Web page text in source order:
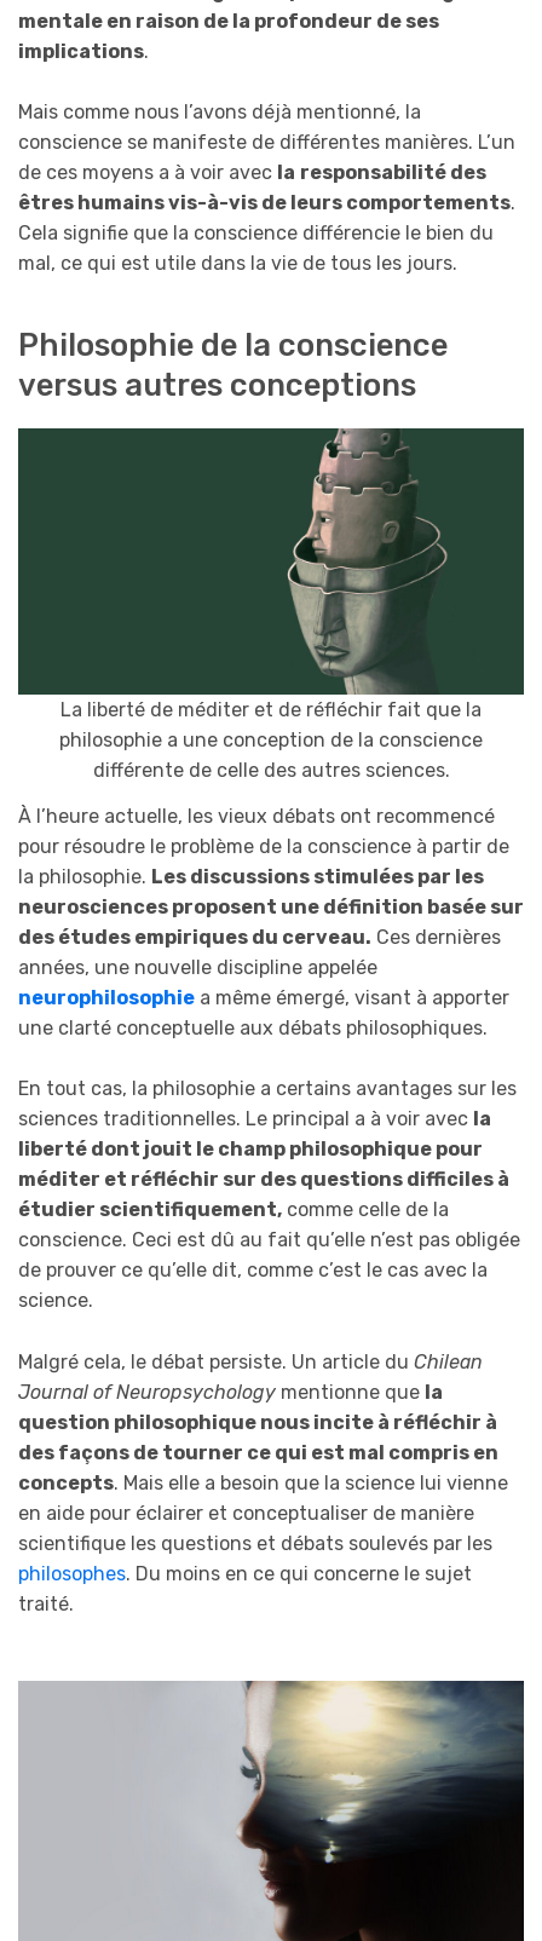
mentale en raison de la profondeur de ses
implications.
Mais comme nous l’avons déjà mentionné, la
conscience se manifeste de différentes manières. L’un
de ces moyens a à voir avec la responsabilité des
êtres humains vis-à-vis de leurs comportements.
Cela signifie que la conscience différencie le bien du
mal, ce qui est utile dans la vie de tous les jours.
Philosophie de la conscience
versus autres conceptions
La liberté de méditer et de réfléchir fait que la
philosophie a une conception de la conscience
différente de celle des autres sciences.
À l’heure actuelle, les vieux débats ont recommencé
pour résoudre le problème de la conscience à partir de
la philosophie. Les discussions stimulées par les
neurosciences proposent une définition basée sur
des études empiriques du cerveau. Ces dernières
années, une nouvelle discipline appelée
neurophilosophie a même émergé, visant à apporter
une clarté conceptuelle aux débats philosophiques.
En tout cas, la philosophie a certains avantages sur les
sciences traditionnelles. Le principal a à voir avec la
liberté dont jouit le champ philosophique pour
méditer et réfléchir sur des questions difficiles à
étudier scientifiquement, comme celle de la
conscience. Ceci est dû au fait qu’elle n’est pas obligée
de prouver ce qu’elle dit, comme c’est le cas avec la
science.
Malgré cela, le débat persiste. Un article du Chilean
Journal of Neuropsychology mentionne que la
question philosophique nous incite à réfléchir à
des façons de tourner ce qui est mal compris en
concepts. Mais elle a besoin que la science lui vienne
en aide pour éclairer et conceptualiser de manière
scientifique les questions et débats soulevés par les
philosophes. Du moins en ce qui concerne le sujet
traité.